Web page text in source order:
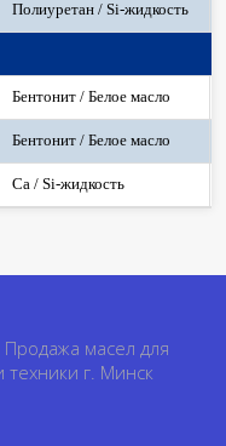
Полиуретан / Si-жидкость
Бентонит / Белое масло
Бентонит / Белое масло
Ca / Si-жидкость
масел для
г. Минск